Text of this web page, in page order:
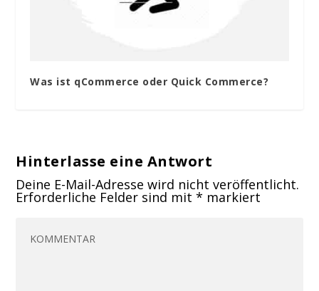
Was ist qCommerce oder Quick Commerce?
Hinterlasse eine Antwort
Deine E-Mail-Adresse wird nicht veröffentlicht.
Erforderliche Felder sind mit* markiert